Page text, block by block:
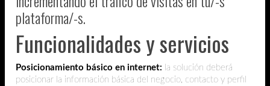
plataforma/-s.
Funcionalidades y servicios
Posicionamiento básico en internet: la solución deberá
posicionar la información básica del negocio, contacto y perfil